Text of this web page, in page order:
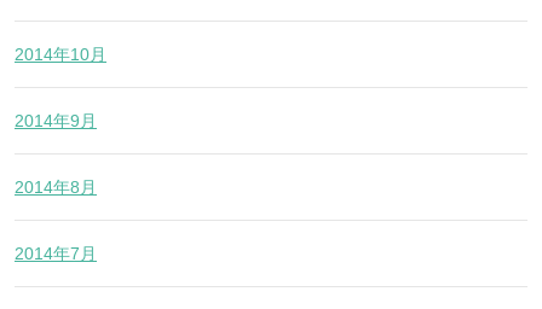
2014年10月
2014年9月
2014年8月
2014年7月